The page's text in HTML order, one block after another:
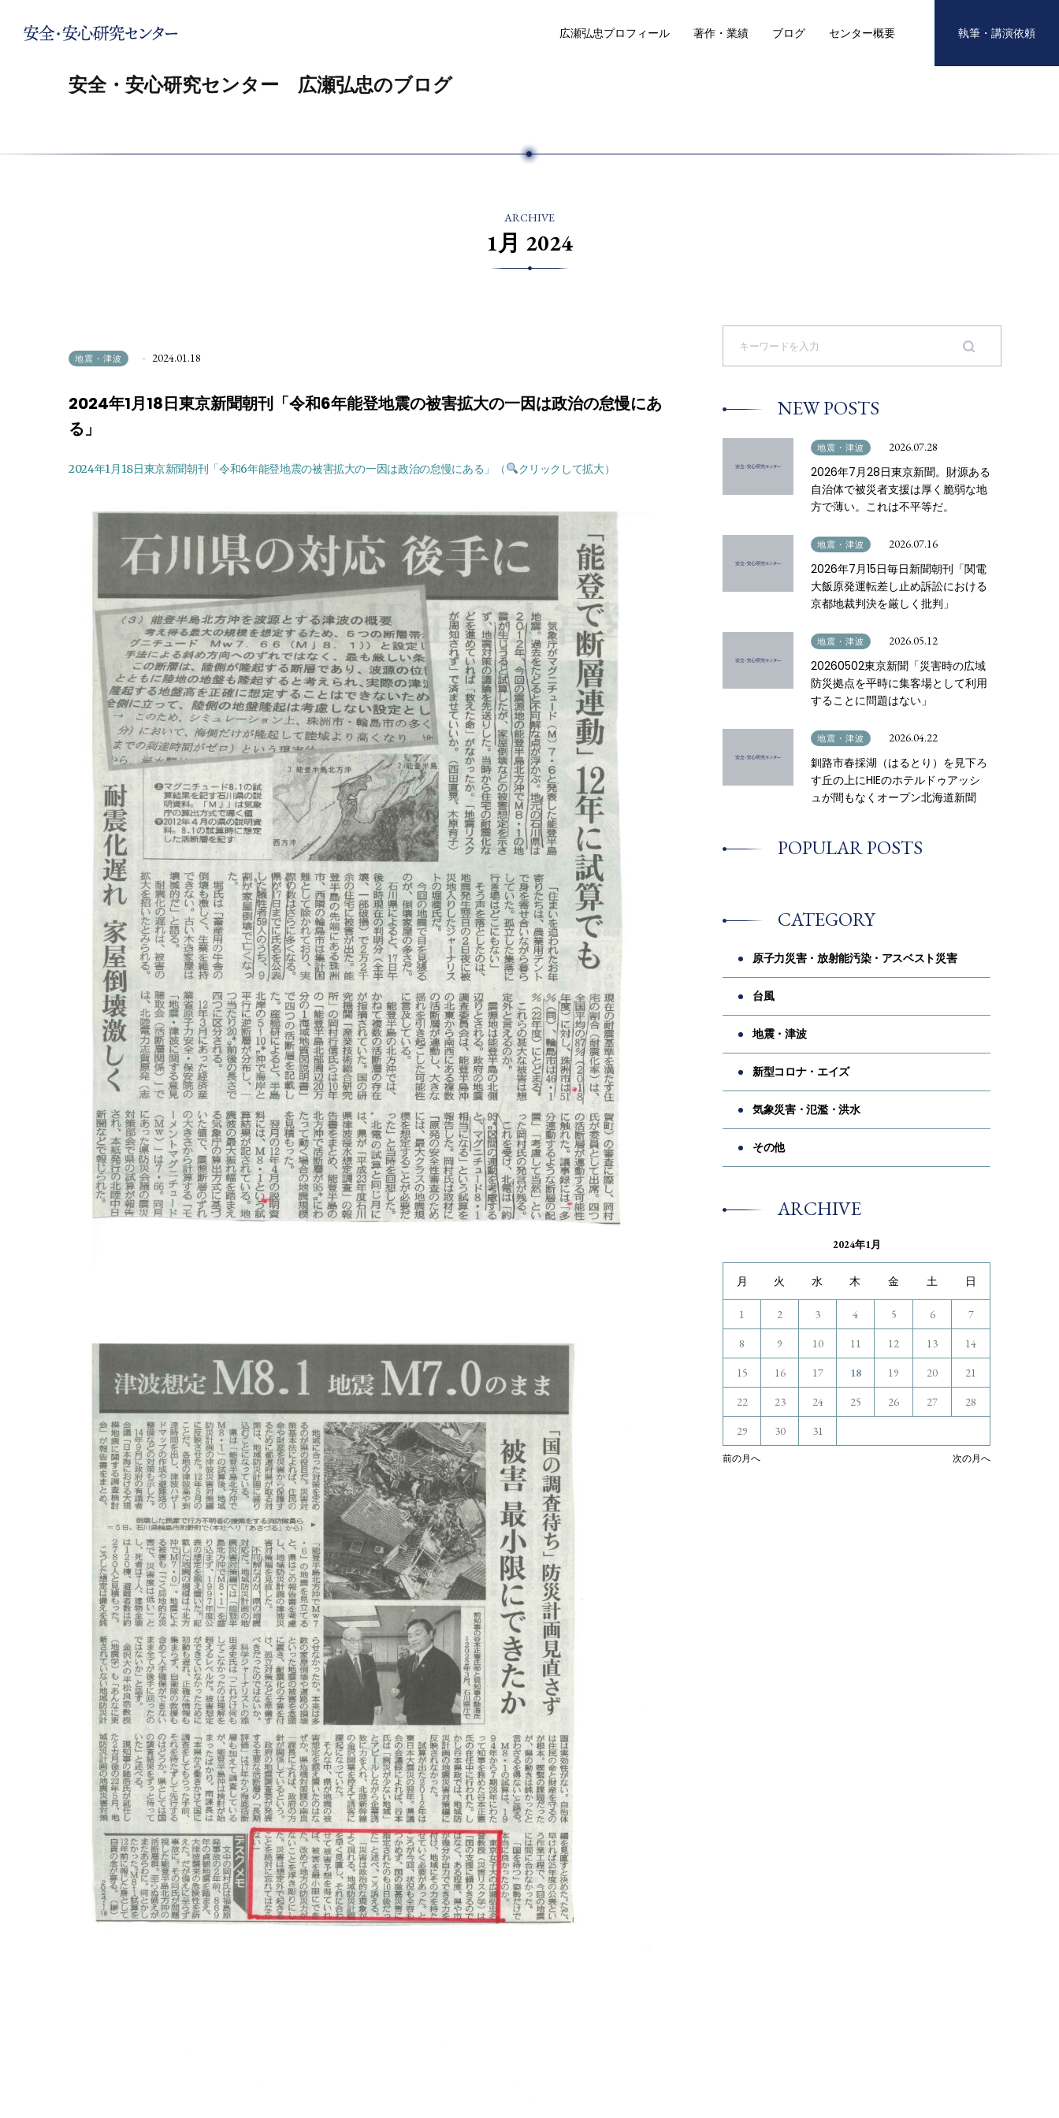
広瀬弘忠プロフィール 著作・業績 ブログ センター概要 執筆・講演依頼
安全・安心研究センター 広瀬弘忠のブログ
ARCHIVE
1月 2024
地震・津波 2024.01.18
2024年1月18日東京新聞朝刊「令和6年能登地震の被害拡大の一因は政治の怠慢にあ
る」
2024年1月18日東京新聞朝刊「令和6年能登地震の被害拡大の一因は政治の怠慢にある」（ クリックして拡大）
r
f
NEW POSTS
地震・津波 2026.07.28
2026年7月28日東京新聞。財源ある
自治体で被災者支援は厚く脆弱な地
方で薄い。これは不平等だ。
地震・津波 2026.07.16
2026年7月15日毎日新聞朝刊「関電
大飯原発運転差し止め訴訟における
京都地裁判決を厳しく批判」
地震・津波 2026.05.12
20260502東京新聞「災害時の広域
防災拠点を平時に集客場として利用
することに問題はない」
地震・津波 2026.04.22
釧路市春採湖（はるとり）を見下ろ
す丘の上にHIEのホテルドゥアッシ
ュが間もなくオープン北海道新聞
POPULAR POSTS
CATEGORY
原子力災害・放射能汚染・アスベスト災害
台風
地震・津波
新型コロナ・エイズ
気象災害・氾濫・洪水
その他
ARCHIVE
2024年1月
月 火 水 木 金 土 日
1 2 3 4 5 6 7
8 9 10 11 12 13 14
15 16 17 18 19 20 21
22 23 24 25 26 27 28
29 30 31
前の月へ 次の月へ